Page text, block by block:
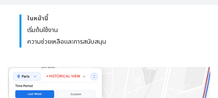
ในหน้านี้
เริ่มต้นใช้งาน
ความช่วยเหลือและการสนับสนุน